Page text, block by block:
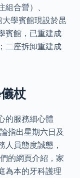
合營）、
學賓館現設於昆
賓館，已重建成
二座拆卸重建成
杖
的服務細心體
指出星期六日及
人員態度誠懇，
的網頁介紹，家
為本的牙科護理